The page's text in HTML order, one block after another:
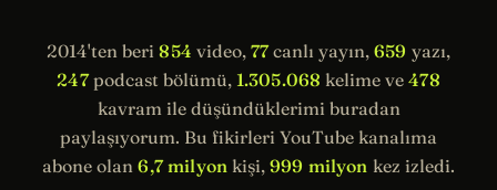
2014'ten beri854 video, 77canlı yayın,659 yazı,
247podcast bölümü, 1.305.068 kelime ve478
kavram ile düşündüklerimi buradan
paylaşıyorum. Bu fikirleri YouTube kanalıma
abone olan6,7 milyon kişi, 999 milyon kez izledi.